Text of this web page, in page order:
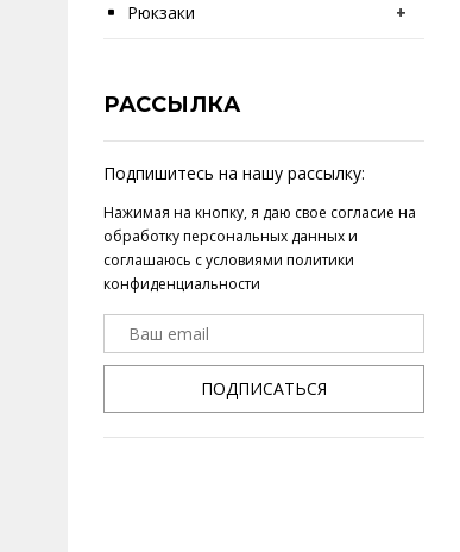
Рюкзаки +
РАССЫЛКА
Подпишитесь на нашу рассылку:
Нажимая на кнопку, я даю свое согласие на
обработку персональных данныхи
соглашаюсь с условиями политики
конфиденциальности
ПОДПИСАТЬСЯ